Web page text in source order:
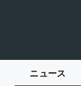
ニュース